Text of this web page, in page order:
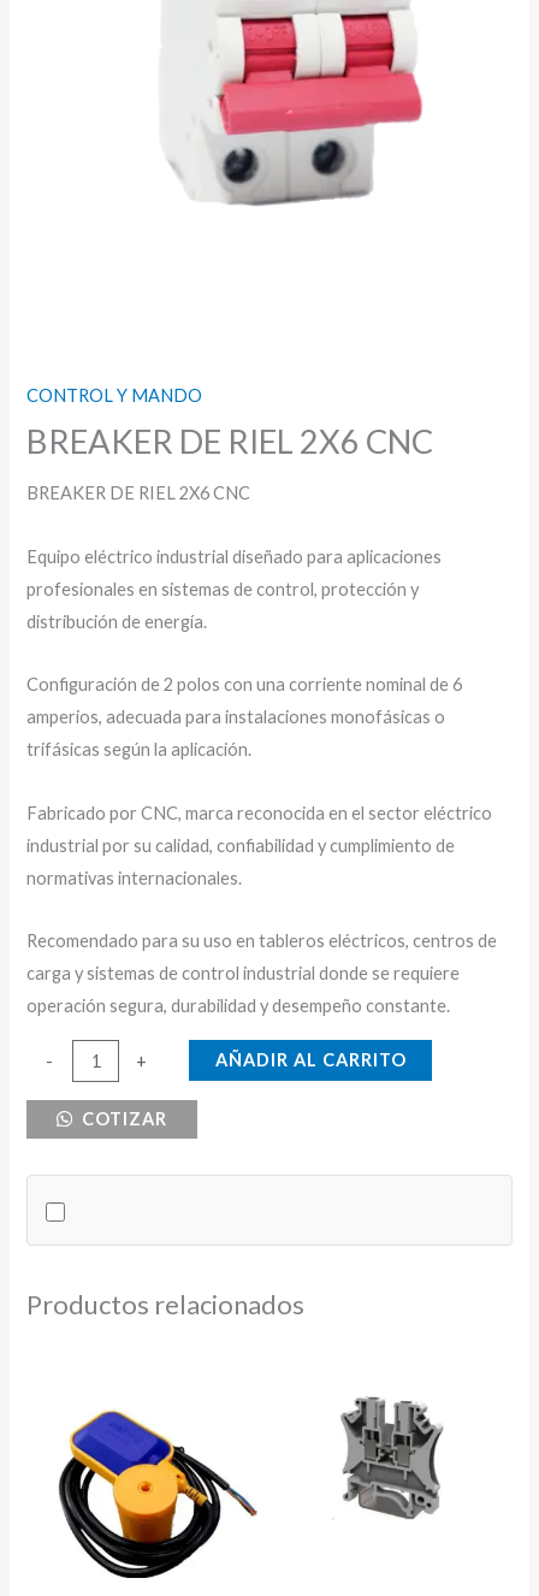
CONTROL Y MANDO
BREAKER DE RIEL 2X6 CNC
BREAKER DE RIEL 2X6 CNC
Equipo eléctrico industrial diseñado para aplicaciones
profesionales en sistemas de control, protección y
distribución de energía.
Configuración de 2 polos con una corriente nominal de 6
amperios, adecuada para instalaciones monofásicas o
trifásicas según la aplicación.
Fabricado por CNC, marca reconocida en el sector eléctrico
industrial por su calidad, confiabilidad y cumplimiento de
normativas internacionales.
Recomendado para su uso en tableros eléctricos, centros de
carga y sistemas de control industrial donde se requiere
operación segura, durabilidad y desempeño constante.
-
BREAKER
RIEL
cantidad
+ AÑADIR AL CARRITO
COTIZAR
Productos relacionados